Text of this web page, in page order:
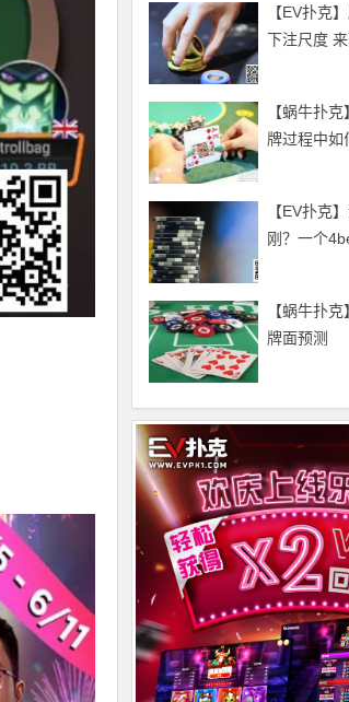
【EV扑克
下注尺度
【蜗牛扑
牌过程中如
【EV扑克
刚？一个
【蜗牛扑
牌面预测